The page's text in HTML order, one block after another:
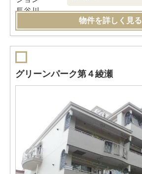
物件を詳しく見る
グリーンパーク第４綾瀬